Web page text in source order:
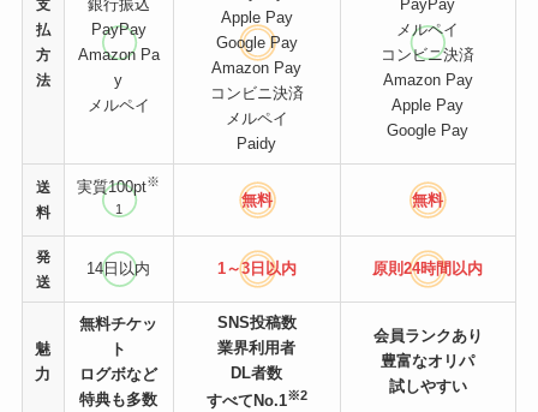
支
払
方
法
銀行振込
PayPay
Amazon Pa
y
メルペイ
Apple Pay
Google Pay
Amazon Pay
コンビニ決済
メルペイ
Paidy
PayPay
メルペイ
コンビニ決済
Amazon Pay
Apple Pay
Google Pay
送
料
実質100pt※
1
無料 無料
発
送
14日以内 1～3日以内 原則24時間 以内
魅
力
無料チケッ
ト
ログボなど
特典も多数
SNS投稿数
業界利用者
DL者数
すべてNo.1※2
会員ランクあり
豊富なオリパ
試しやすい